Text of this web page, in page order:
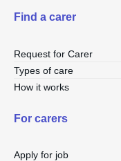
Find a carer
Request for Carer
Types of care
How it works
For carers
Apply for job